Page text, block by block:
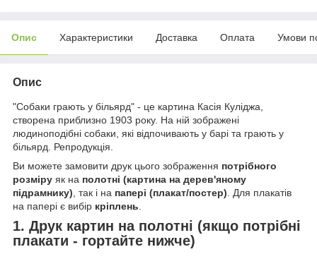
Опис Характеристики Доставка Оплата Умови
Опис
"Собаки грають у більярд" - це картина Касія Куліджа,
створена приблизно 1903 року. На ній зображені
людиноподібні собаки, які відпочивають у барі та грають у
більярд. Репродукція.
Ви можете замовити друк цього зображення потрібного
розміру як на полотні (картина на дерев'яному
підрамнику) , так і на папері (плакат/постер) . Для плакатів
на папері є вибір кріплень
1. Друк картин на полотні (якщо потрібні
плакати - гортайте нижче)